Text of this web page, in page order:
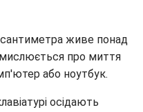
живе понад
про миття
або ноутбук.
осідають